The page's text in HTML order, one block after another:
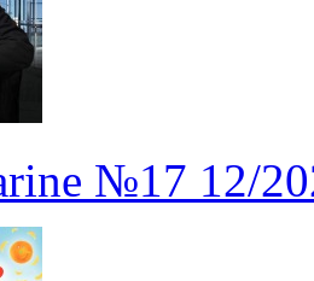
№17 12/